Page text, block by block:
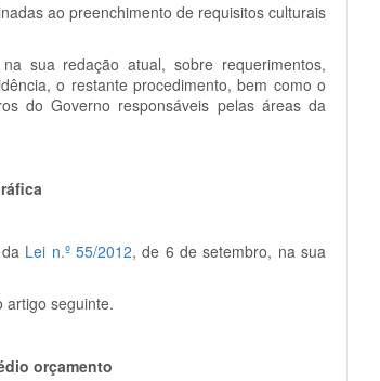
ao preenchimento de requisitos culturais
sua redação atual, sobre requerimentos,
o restante procedimento, bem como o
do Governo responsáveis pelas áreas da
Lei n.º 55/2012, de 6 de setembro, na sua
artigo seguinte.
orçamento